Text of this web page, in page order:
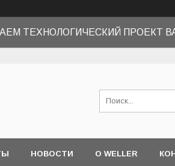
ТЕХНОЛОГИЧЕСКИЙ ПРОЕКТ
НОВОСТИ О WELLER